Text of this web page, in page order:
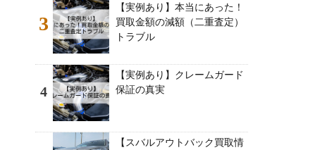
3
【実例あり】本当にあった！
買取金額の減額（二重査定）
トラブル
4
【実例あり】クレームガード
保証の真実
【スバルアウトバック買取情